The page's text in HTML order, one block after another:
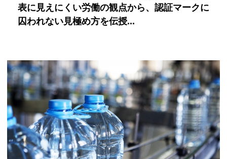
表に見えにくい労働の観点から、認証マークに
囚われない見極め方を伝授...